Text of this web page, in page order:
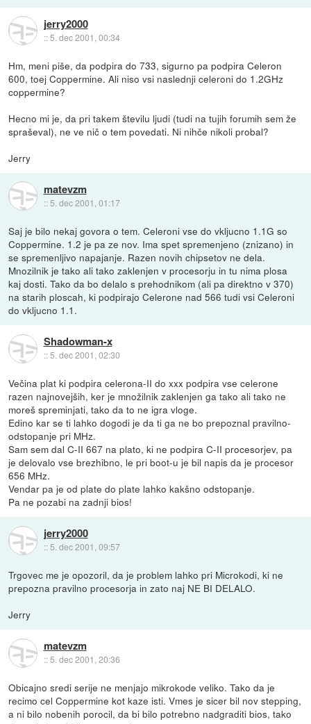
jerry2000
::5. dec 2001, 00:34
Hm, meni piše, da podpira do 733, sigurno pa podpira Celeron
600, toej Coppermine. Ali niso vsi naslednji celeroni do 1.2GHz
coppermine?
Hecno mi je, da pri takem številu ljudi (tudi na tujih forumih sem že
spraševal), ne ve nič o tem povedati. Ni nihče nikoli probal?
Jerry
matevzm
:: 5. dec 2001, 01:17
Saj je bilo nekaj govora o tem. Celeroni vse do vkljucno 1.1G so
Coppermine. 1.2 je pa ze nov. Ima spet spremenjeno (znizano) in
se spremenljivo napajanje. Razen novih chipsetov ne dela.
Mnozilnik je tako ali tako zaklenjen v procesorju in tu nima plosa
kaj dosti. Tako da bo delalo s prehodnikom (ali pa direktno v 370)
na starih ploscah, ki podpirajo Celerone nad 566 tudi vsi Celeroni
do vkljucno 1.1.
Shadowman-x
::5. dec 2001, 02:30
Večina plat ki podpira celerona-II do xxx podpira vse celerone
razen najnovejših, ker je množilnik zaklenjen ga tako ali tako ne
moreš spreminjati, tako da to ne igra vloge.
Edino kar se ti lahko dogodi je da ti ga ne bo prepoznal pravilno-
odstopanje pri MHz.
Sam sem dal C-II 667 na plato, ki ne podpira C-II procesorjev, pa
je delovalo vse brezhibno, le pri boot-u je bil napis da je procesor
656 MHz.
Vendar pa je od plate do plate lahko kakšno odstopanje.
Pa ne pozabi na zadnji bios!
jerry2000
:: 5. dec 2001, 09:57
Trgovec me je opozoril, da je problem lahko pri Microkodi, ki ne
prepozna pravilno procesorja in zato naj NE BI DELALO.
Jerry
matevzm
::5. dec 2001, 20:36
Obicajno sredi serije ne menjajo mikrokode veliko. Tako da je
recimo cel Coppermine kot kaze isti. Vmes je sicer bil nov stepping,
a ni bilo nobenih porocil, da bi bilo potrebno nadgraditi bios, tako